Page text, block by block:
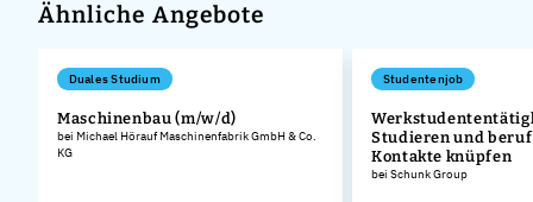
Ähnliche Angebote
Duales Studium
Maschinenbau (m/w/d)
bei Michael Hörauf Maschinenfabrik GmbH & Co.
KG
Studentenjob
Studieren und
Kontakte knüpfen
bei Schunk Group